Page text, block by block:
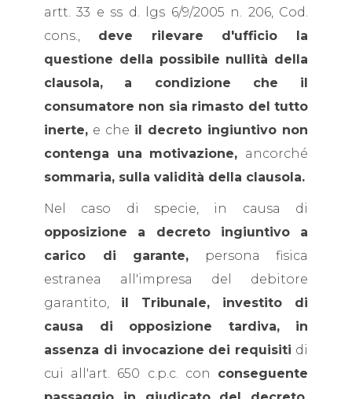
artt. 33 e ss d. lgs 6/9/2005 n. 206, Cod.
cons., deve rilevare d'ufficio la
questione della possibile nullità della
clausola,
a condizione che il
consumatore non sia rimasto del tutto
inerte, e che il decreto ingiuntivo non
contenga una motivazione, ancorché
sommaria, sulla validità della clausola.
Nel caso di specie, in causa di
opposizione a decreto ingiuntivo a
carico di garante, persona fisica
estranea all'impresa del debitore
garantito, il Tribunale, investito di
causa di opposizione tardiva, in
assenza di invocazione dei requisiti di
cui all'art. 650 c.p.c. con conseguente